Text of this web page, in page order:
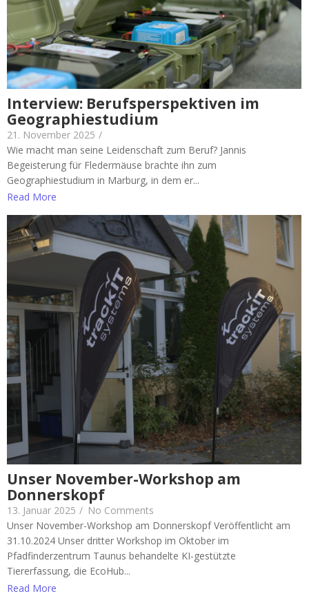
Interview: Berufsperspektiven im
Geographiestudium
21. November 2025 /
Wie macht man seine Leidenschaft zum Beruf? Jannis
Begeisterung für Fledermäuse brachte ihn zum
Geographiestudium in Marburg, in dem er...
Read More
Unser November-Workshop am
Donnerskopf
13. Januar 2025 / No Comments
Unser November-Workshop am Donnerskopf Veröffentlicht am
31.10.2024 Unser dritter Workshop im Oktober im
Pfadfinderzentrum Taunus behandelte KI-gestützte
Tiererfassung, die EcoHub...
Read More